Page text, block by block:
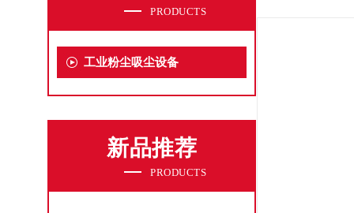
PRODUCTS
工业粉尘吸尘设备
新品推荐
PRODUCTS